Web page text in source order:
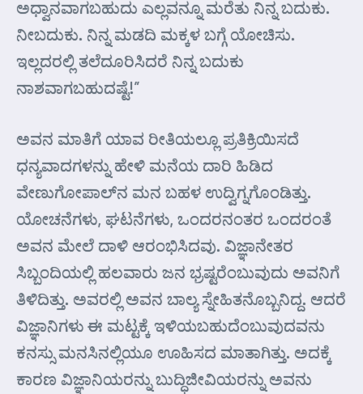
ಅಧ್ವಾನವಾಗಬಹುದು ಎಲ್ಲವನ್ನೂ ಮರೆತು ನಿನ್ನ ಬದುಕು.
ನೀಬದುಕು. ನಿನ್ನ ಮಡದಿ ಮಕ್ಕಳ ಬಗ್ಗೆ ಯೋಚಿಸು.
ಇಲ್ಲದರಲ್ಲಿ ತಲೆದೂರಿಸಿದರೆ ನಿನ್ನ ಬದುಕು
ನಾಶವಾಗಬಹುದಷ್ಟೆ!”
ಅವನ ಮಾತಿಗೆ ಯಾವ ರೀತಿಯಲ್ಲೂ ಪ್ರತಿಕ್ರಿಯಿಸದೆ
ಧನ್ಯವಾದಗಳನ್ನು ಹೇಳಿ ಮನೆಯ ದಾರಿ ಹಿಡಿದ
ವೇಣುಗೋಪಾಲ್‌ನ ಮನ ಬಹಳ ಉದ್ವಿಗ್ನಗೊಂಡಿತ್ತು.
ಯೋಚನೆಗಳು, ಘಟನೆಗಳು, ಒಂದರನಂತರ ಒಂದರಂತೆ
ಅವನ ಮೇಲೆ ದಾಳಿ ಆರಂಭಿಸಿದವು. ವಿಜ್ಞಾನೇತರ
ಸಿಬ್ಬಂದಿಯಲ್ಲಿ ಹಲವಾರು ಜನ ಭ್ರಷ್ಟರೆಂಬುವುದು ಅವನಿಗೆ
ತಿಳಿದಿತ್ತು. ಅವರಲ್ಲಿ ಅವನ ಬಾಲ್ಯ ಸ್ನೇಹಿತನೊಬ್ಬನಿದ್ದ. ಆದರೆ
ವಿಜ್ಞಾನಿಗಳು ಈ ಮಟ್ಟಕ್ಕೆ ಇಳಿಯಬಹುದೆಂಬುವುದವನು
ಕನಸ್ಸು ಮನಸಿನಲ್ಲಿಯೂ ಊಹಿಸದ ಮಾತಾಗಿತ್ತು. ಅದಕ್ಕೆ
ಕಾರಣ ವಿಜ್ಞಾನಿಯರನ್ನು ಬುದ್ಧಿಜೀವಿಯರನ್ನು ಅವನು